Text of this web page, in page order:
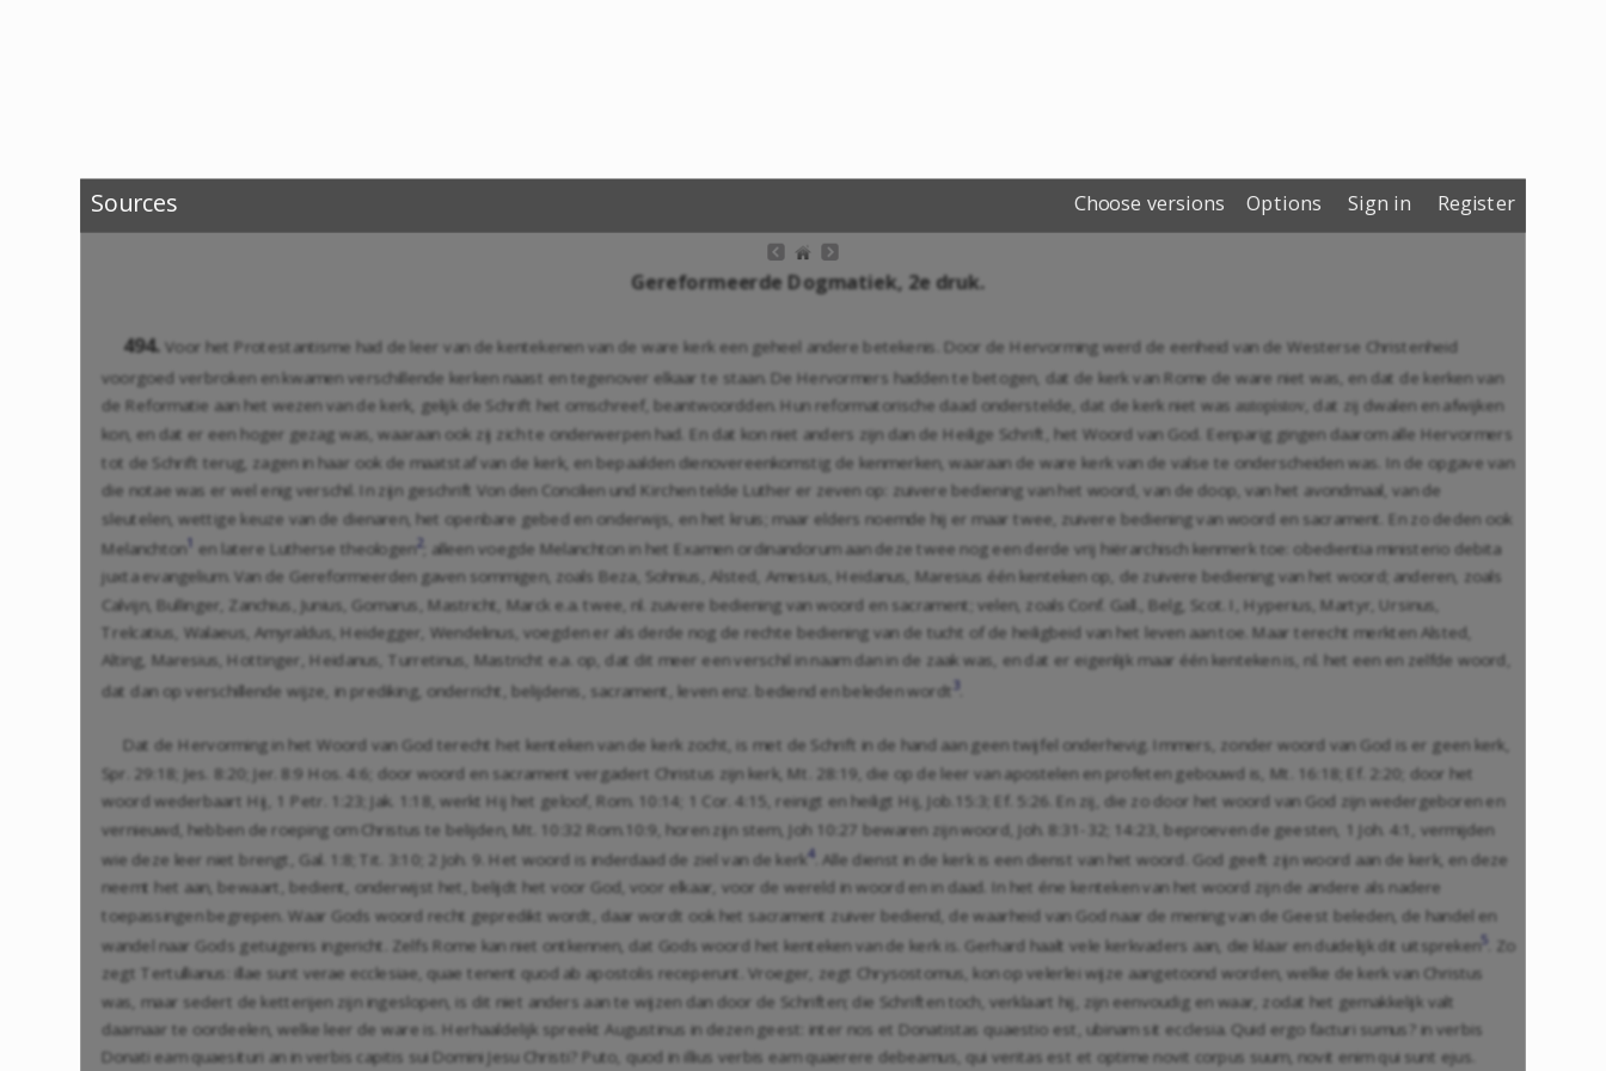
Sources Choose versions Options Sign in Register
Gereformeerde Dogmatiek, 2e druk.
494. Voor het Protestantisme had de leer van de kentekenen van de ware kerk een geheel andere betekenis. Door de Hervorming werd de eenheid van de Westerse Christenheid
voorgoed verbroken en kwamen verschillende kerken naast en tegenover elkaar te staan. De Hervormers hadden te betogen, dat de kerk van Rome de ware niet was, en dat de kerken van
de Reformatie aan het wezen van de kerk, gelijk de Schrift het omschreef, beantwoordden. Hun reformatorische daad onderstelde, dat de kerk niet was autopistov
, dat zij dwalen en afwijken
kon, en dat er een hoger gezag was, waaraan ook zij zich te onderwerpen had. En dat kon niet anders zijn dan de Heilige Schrift, het Woord van God. Eenparig gingen daarom alle Hervormers
tot de Schrift terug, zagen in haar ook de maatstaf van de kerk, en bepaalden dienovereenkomstig de kenmerken, waaraan de ware kerk van de valse te onderscheiden was. In de opgave van
die notae was er wel enig verschil. In zijn geschrift Von den Concilien und Kirchen telde Luther er zeven op: zuivere bediening van het woord, van de doop, van het avondmaal, van de
sleutelen, wettige keuze van de dienaren, het openbare gebed en onderwijs, en het kruis; maar elders noemde hij er maar twee, zuivere bediening van woord en sacrament. En zo deden ook
Melanchton1 en latere Lutherse theologen2 ; alleen voegde Melanchton in het Examen ordinandorum aan deze twee nog een derde vrij hiërarchisch kenmerk toe: obedientia ministerio debita
juxta evangelium. Van de Gereformeerden gaven sommigen, zoals Beza, Sohnius, Alsted, Amesius, Heidanus, Maresius één kenteken op, de zuivere bediening van het woord; anderen, zoals
Calvijn, Bullinger, Zanchius, Junius, Gomarus, Mastricht, Marck e.a. twee, nl. zuivere bediening van woord en sacrament; velen, zoals Conf. Gall., Belg, Scot. I, Hyperius, Martyr, Ursinus,
Trelcatius, Walaeus, Amyraldus, Heidegger, Wendelinus, voegden er als derde nog de rechte bediening van de tucht of de heiligbeid van het leven aan toe. Maar terecht merkten Alsted,
Alting, Maresius, Hottinger, Heidanus, Turretinus, Mastricht e.a. op, dat dit meer een verschil in naam dan in de zaak was, en dat er eigenlijk maar één kenteken is, nl. het een en zelfde woord,
dat dan op verschillende wijze, in prediking, onderricht, belijdenis, sacrament, leven enz. bediend en beleden wordt 3
Dat de Hervorming in het Woord van God terecht het kenteken van de kerk zocht, is met de Schrift in de hand aan geen twijfel onderhevig. Immers, zonder woord van God is er geen kerk,
Spr. 29:18 Jes. 8:20; Jer. 8:9 Hos. 4:6 ; door woord en sacrament vergadert Christus zijn kerk,Mt. 28:19 , die op de leer van apostelen en profeten gebouwd is, Mt. 16:18 ;Ef. 2:20 ; door het
woord wederbaart Hij,
1 Petr. 1:23 ;Jak. 1:18 , werkt Hij het geloof,Rom. 10:14 1 Cor. 4:15 , reinigt en heiligt Hij,Job.15:3 ;Ef. 5:26 . En zij, die zo door het woord van God zijn wedergeboren en
vernieuwd, hebben de roeping om Christus te belijden, Mt. 10:32 Rom.10:9 , horen zijn stem,Joh 10:27 bewaren zijn woord, Joh. 8:31-32 14:23 , beproeven de geesten, 1 Joh. 4:1
, vermijden
wie deze leer niet brengt, Gal. 1:8 Tit. 3:10; 2 Joh. 9 . Het woord is inderdaad de ziel van de kerk4. Alle dienst in de kerk is een dienst van het woord. God geeft zijn woord aan de kerk, en deze
neemt het aan, bewaart, bedient, onderwijst het, belijdt het voor God, voor elkaar, voor de wereld in woord en in daad. In het éne kenteken van het woord zijn de andere als nadere
toepassingen begrepen. Waar Gods woord recht gepredikt wordt, daar wordt ook het sacrament zuiver bediend, de waarheid van God naar de mening van de Geest beleden, de handel en
wandel naar Gods getuigenis ingericht. Zelfs Rome kan niet ontkennen, dat Gods woord het kenteken van de kerk is. Gerhard haalt vele kerkvaders aan, die klaar en duidelijk dit uitspreken
. Zo
zegt Tertullianus: illae sunt verae ecclesiae, quae tenent quod ab apostolis receperunt. Vroeger, zegt Chrysostomus, kon op velerlei wijze aangetoond worden, welke de kerk van Christus
was, maar sedert de ketterijen zijn ingeslopen, is dit niet anders aan te wijzen dan door de Schriften; die Schriften toch, verklaart hij, zijn eenvoudig en waar, zodat het gemakkelijk valt
daarnaar te oordeelen, welke leer de ware is. Herhaaldelijk spreekt Augustinus in dezen geest: inter nos et Donatistas quaestio est, ubinam sit ecclesia. Quid ergo facturi sumus? in verbis
Donati eam quaesituri an in verbis capitis sui Domini Jesu Christi? Puto, quod in illius verbis eam quaerere debeamus, qui veritas est et optime novit corpus suum, novit enim qui sunt ejus.